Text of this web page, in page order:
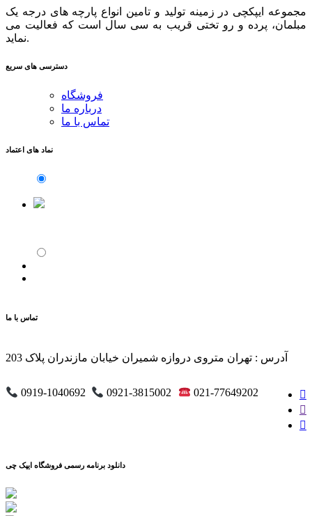
مجموعه ایپکچی در زمینه تولید و تامین انواع پارچه های درجه یک
مبلمان، پرده و رو تختی قریب به سی سال است که فعالیت می
نماید.
دسترسی های سریع
فروشگاه
درباره ما
تماس با ما
نماد های اعتماد
تماس با ما
آدرس : تهران متروی دروازه شمیران خیابان مازندران پلاک 203
0919-1040692 0921-3815002 021-77649202
دانلود برنامه رسمی فروشگاه ایپک چی